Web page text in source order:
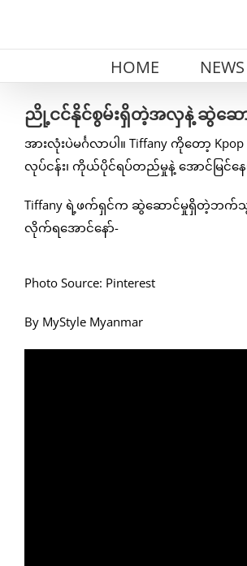
HOME NEWS
ညို့ငင်နိုင်စွမ်းရှိတဲ့အလှနဲ့ ဆွဲဆောင်
အားလုံးပဲမင်္ဂလာပါ။ Tiffany ကိုတော့
လုပ်ငန်း၊ ကိုယ်ပိုင်ရပ်တည်မှုနဲ့ အောင်မြင်န
Tiffany ရဲ့ဖက်ရှင်က ဆွဲဆောင်မှုရှိတဲ့ဘက်သွ
လိုက်ရအောင်နော်-
Photo Source: Pinterest
By MyStyle Myanmar